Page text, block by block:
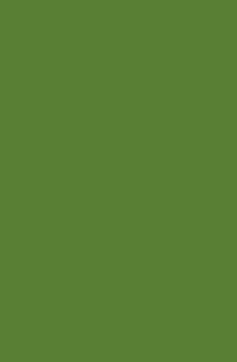
na interpelację poselską
leku Zolgensma w Polsce,
kraju oraz częściowej lub